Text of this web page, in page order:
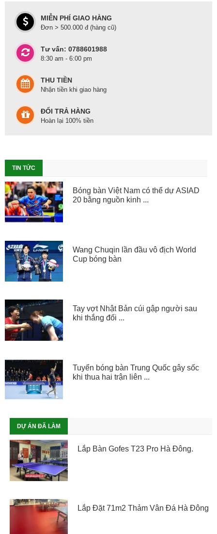
MIỄN PHÍ GIAO HÀNG
Đơn > 500.000 đ (hàng cũ)
Tư vấn: 0788601988
8:30 am - 6:00 pm
THU TIỀN
Nhận tiền khi giao hàng
ĐỔI TRẢ HÀNG
Hoàn lại 100% tiền
TIN TỨC
Bóng bàn Việt Nam có thể dự ASIAD
20 bằng nguồn kinh ...
Wang Chuqin lần đầu vô địch World
Cup bóng bàn
Tay vợt Nhật Bản cúi gập người sau
khi thắng đối ...
Tuyển bóng bàn Trung Quốc gây sốc
khi thua hai trận liên ...
DỰ ÁN ĐÃ LÀM
Lắp Bàn Gofes T23 Pro Hà Đông.
Lắp Đặt 71m2 Thảm Vân Đá Hà Đông